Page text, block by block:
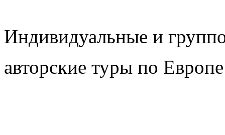
Индивидуальные и
авторские туры по